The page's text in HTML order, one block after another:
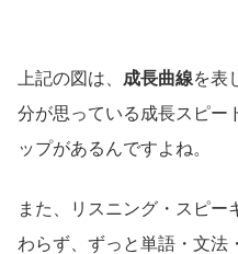
上記の図は、 成長曲線を表
分が思っている成長スピー
ップがあるんですよね。
また、リスニング・スピー
わらず、ずっと単語・文法